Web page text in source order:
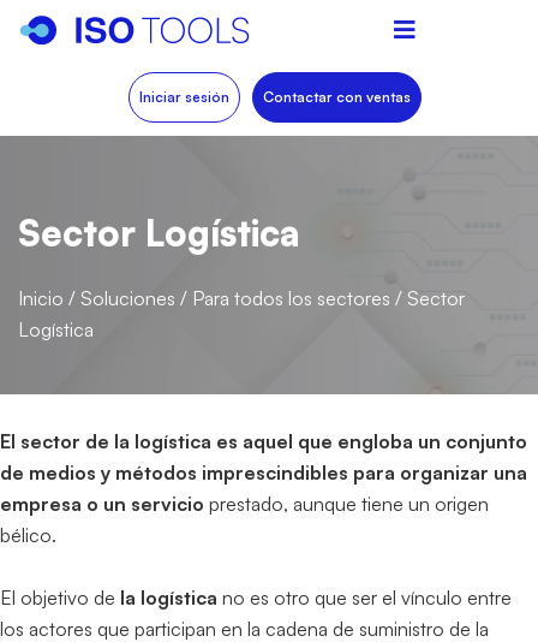
Iniciar sesión Contactar con ventas
Sector Logística
Inicio / Soluciones / Para todos los sectores / Sector
Logística
El sector de la logística es aquel que engloba un conjunto
de medios y métodos imprescindibles para organizar una
empresa o un servicio prestado, aunque tiene un origen
bélico.
El objetivo de la logística no es otro que ser el vínculo entre
los actores que participan en la cadena de suministro de la